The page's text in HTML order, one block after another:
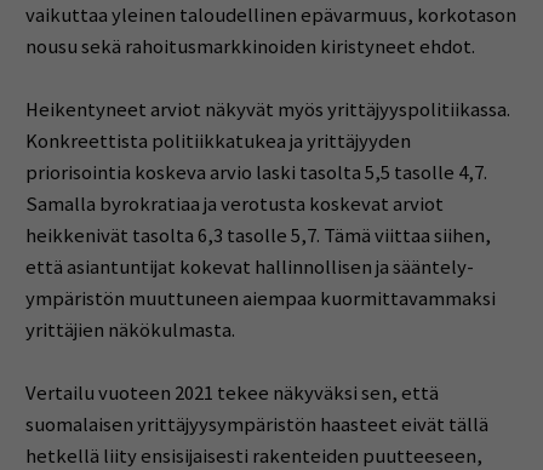
vaikuttaa yleinen taloudellinen epävarmuus, korkotason
nousu sekä rahoitusmarkkinoiden kiristyneet ehdot.
Heikentyneet arviot näkyvät myös yrittäjyyspolitiikassa.
Konkreettista politiikkatukea ja yrittäjyyden
priorisointia koskeva arvio laski tasolta 5,5 tasolle 4,7.
Samalla byrokratiaa ja verotusta koskevat arviot
heikkenivät tasolta 6,3 tasolle 5,7. Tämä viittaa siihen,
että asiantuntijat kokevat hallinnollisen ja sääntely-
ympäristön muuttuneen aiempaa kuormittavammaksi
yrittäjien näkökulmasta.
Vertailu vuoteen 2021 tekee näkyväksi sen, että
suomalaisen yrittäjyysympäristön haasteet eivät tällä
hetkellä liity ensisijaisesti rakenteiden puutteeseen,